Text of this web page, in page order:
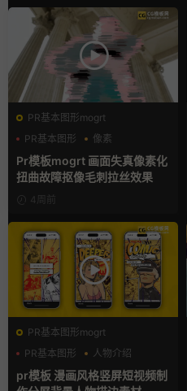
PR基本图形mogrt
PR基本图形
像素
故障特效
Pr模板mogrt 画面失真像素化
扭曲故障抠像毛刺拉丝效果
4周前
PR基本图形mogrt
PR基本图形
人物介绍
动漫
pr模板 漫画风格竖屏短视频制